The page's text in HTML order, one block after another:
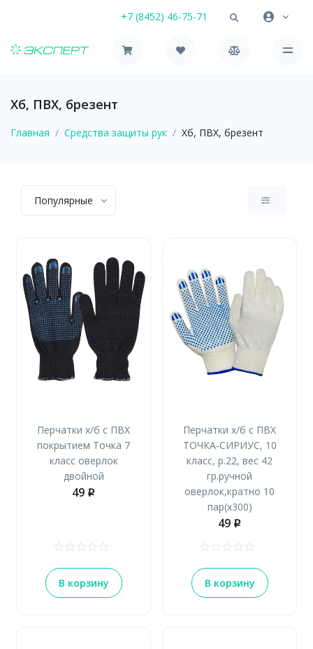
+7 (8452) 46-75-71
Хб, ПВХ, брезент
Главная Средства защиты рук Хб, ПВХ, брезент
Популярные
Перчатки х/б с ПВХ
покрытием Точка 7
класс оверлок
двойной
49 p
В корзину
Перчатки х/б с ПВХ
ТОЧКА-СИРИУС, 10
класс, р.22, вес 42
гр.ручной
оверлок,кратно 10
пар(х300)
49 p
В корзину